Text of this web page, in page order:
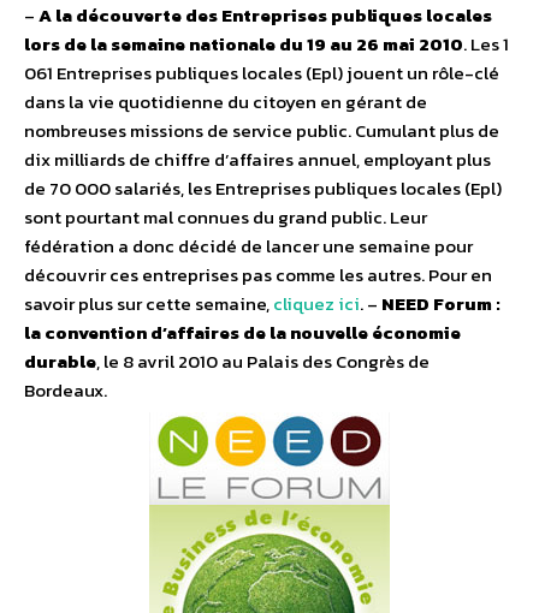
–A la découverte des Entreprises publiques locales
lors de la semaine nationale du 19 au 26 mai 2010. Les 1
061 Entreprises publiques locales (Epl) jouent un rôle-clé
dans la vie quotidienne du citoyen en gérant de
nombreuses missions de service public. Cumulant plus de
dix milliards de chiffre d’affaires annuel, employant plus
de 70 000 salariés, les Entreprises publiques locales (Epl)
sont pourtant mal connues du grand public. Leur
fédération a donc décidé de lancer une semaine pour
découvrir ces entreprises pas comme les autres. Pour en
savoir plus sur cette semaine,cliquez ici. – NEED Forum :
la convention d’affaires de la nouvelle économie
durable, le 8 avril 2010 au Palais des Congrès de
Bordeaux.